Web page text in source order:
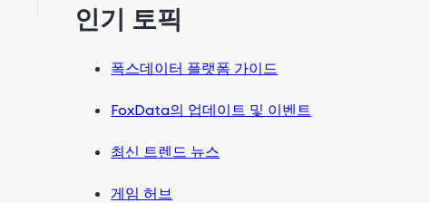
인기 토픽
폭스데이터 플랫폼 가이드
FoxData의 업데이트 및 이벤트
최신 트렌드 뉴스
게임 허브